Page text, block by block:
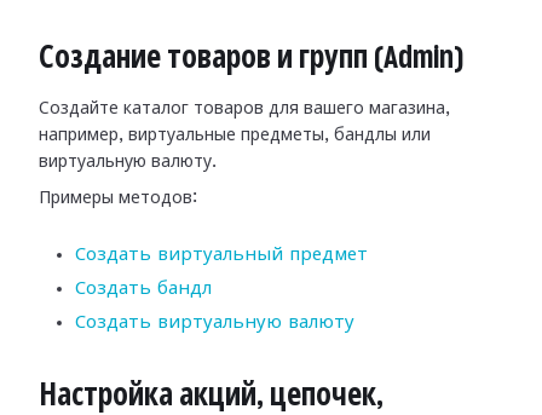
Создание товаров и групп (Admin)
Создайте каталог товаров для вашего магазина,
например, виртуальные предметы, бандлы или
виртуальную валюту.
Примеры методов:
Создать виртуальный предмет
Создать бандл
Создать виртуальную валюту
Настройка акций, цепочек,